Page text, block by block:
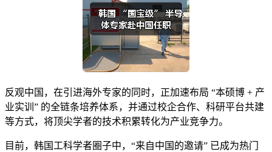
反观中国，在引进海外专家的同时，正加速布局 “本硕博 + 产
业实训” 的全链条培养体系，并通过校企合作、科研平台共建
等方式，将顶尖学者的技术积累转化为产业竞争力。
目前，韩国工科学者圈子中，“来自中国的邀请” 已成为热门